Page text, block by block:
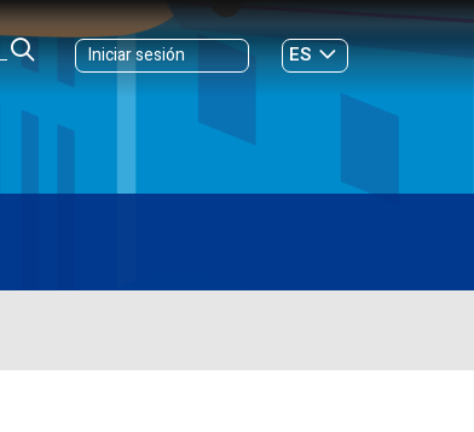
Iniciar sesión
ES
GL